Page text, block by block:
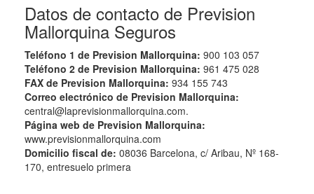
Datos de contacto de Prevision
Mallorquina Seguros
Teléfono 1 de Prevision Mallorquina: 900 103 057
Teléfono 2 de Prevision Mallorquina: 961 475 028
FAX de Prevision Mallorquina: 934 155 743
Correo electrónico de Prevision Mallorquina:
central@laprevisionmallorquina.com.
Página web de Prevision Mallorquina:
www.previsionmallorquina.com
Domicilio fiscal de: 08036 Barcelona, c/ Aribau, Nº 168-
170, entresuelo primera